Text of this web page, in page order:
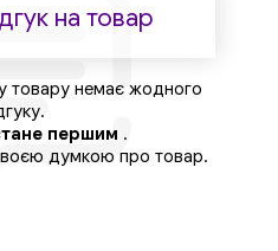
на товар
товару немає жодного
першим .
думкою про товар.